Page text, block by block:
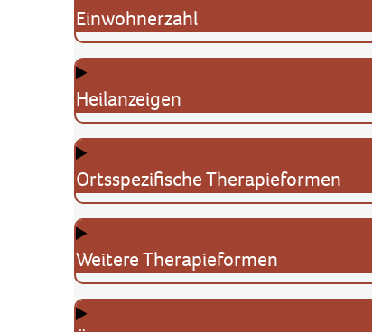
Einwohnerzahl
Heilanzeigen
Ortsspezifische Therapieformen
Weitere Therapieformen